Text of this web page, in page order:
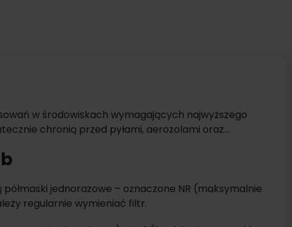
w środowiskach wymagających najwyższego
chronią przed pyłami, aerozolami oraz
jednorazowe – oznaczone NR (maksymalnie
regularnie wymieniać filtr.